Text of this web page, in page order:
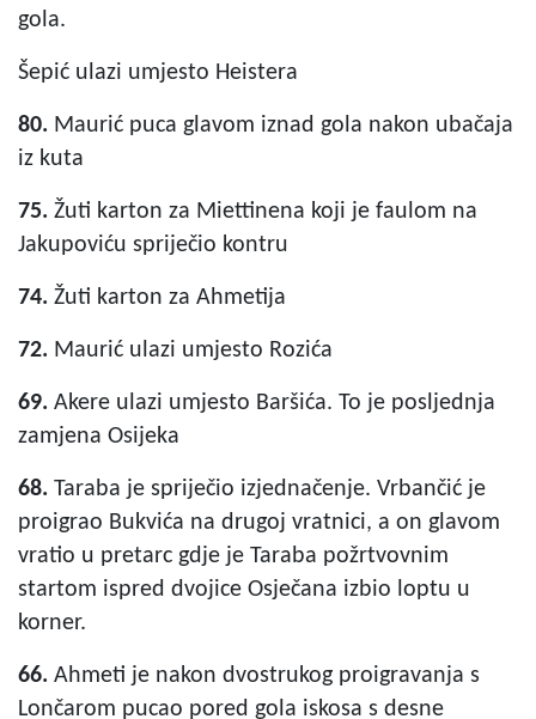
gola.
Šepić ulazi umjesto Heistera
80. Maurić puca glavom iznad gola nakon ubačaja
iz kuta
75. Žuti karton za Miettinena koji je faulom na
Jakupoviću spriječio kontru
74. Žuti karton za Ahmetija
72. Maurić ulazi umjesto Rozića
69. Akere ulazi umjesto Baršića. To je posljednja
zamjena Osijeka
68. Taraba je spriječio izjednačenje. Vrbančić je
proigrao Bukvića na drugoj vratnici, a on glavom
vratio u pretarc gdje je Taraba požrtvovnim
startom ispred dvojice Osječana izbio loptu u
korner.
66. Ahmeti je nakon dvostrukog proigravanja s
Lončarom pucao pored gola iskosa s desne